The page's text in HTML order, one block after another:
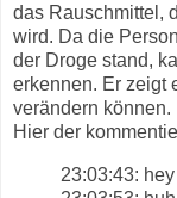
das Rauschmittel,
wird. Da die
der Droge stand,
erkennen. Er zeigt
verändern können.
Hier der
23:03:43: hey